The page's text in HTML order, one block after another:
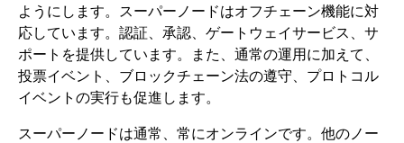
ようにします。スーパーノードはオフチェーン機能に対
応しています。認証、承認、ゲートウェイサービス、サ
ポートを提供しています。また、通常の運用に加えて、
投票イベント、ブロックチェーン法の遵守、プロトコル
イベントの実行も促進します。
スーパーノードは通常、常にオンラインです。他のノー